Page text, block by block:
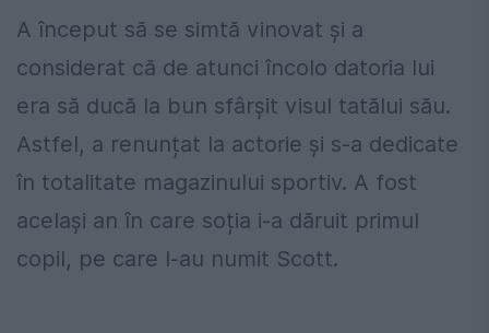
A început să se simtă vinovat și a
considerat că de atunci încolo datoria lui
era să ducă la bun sfârșit visul tatălui său.
Astfel, a renunțat la actorie și s-a dedicate
în totalitate magazinului sportiv. A fost
același an în care soția i-a dăruit primul
copil, pe care l-au numit Scott.